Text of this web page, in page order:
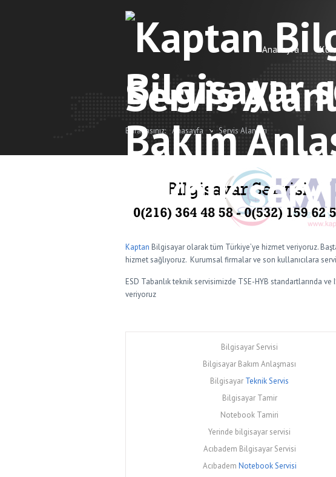
Anasayfa
Servis
Buradasınız: Anasayfa Servis Alanları
Kaptan Bilgisayar olarak tüm Türkiye’ye hizmet veriyoruz.
hizmet sağlıyoruz. Kurumsal firmalar ve son kullanıcılara
ESD Tabanlık teknik servisimizde TSE-HYB standartlarında ve
veriyoruz
Bilgisayar Servisi
Bilgisayar Bakım Anlaşması
Bilgisayar Teknik Servis
Bilgisayar Tamir
Notebook Tamiri
Yerinde bilgisayar servisi
Acıbadem Bilgisayar Servisi
Acıbadem Notebook Servisi